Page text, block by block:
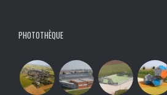
PHOTOTHÈQUE